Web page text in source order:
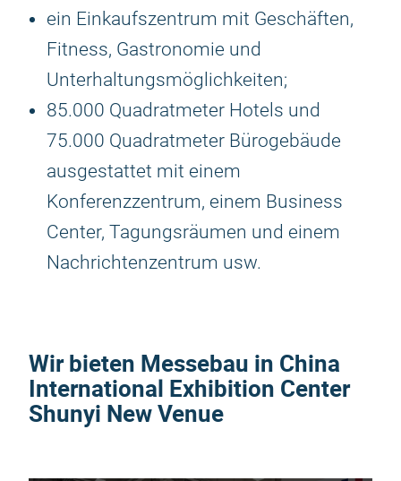
ein Einkaufszentrum mit Geschäften,
Fitness, Gastronomie und
Unterhaltungsmöglichkeiten;
85.000 Quadratmeter Hotels und
75.000 Quadratmeter Bürogebäude
ausgestattet mit einem
Konferenzzentrum, einem Business
Center, Tagungsräumen und einem
Nachrichtenzentrum usw.
Wir bieten Messebau in China
International Exhibition Center
Shunyi New Venue